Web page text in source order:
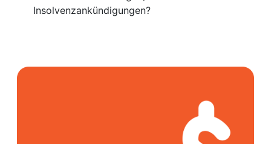
Insolvenzankündigungen?